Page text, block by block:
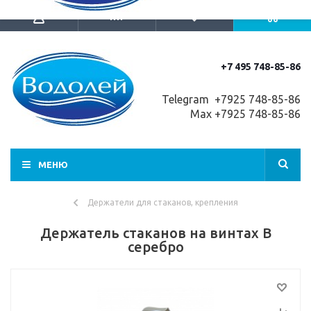
+7 495 748-85-86
Telegram +7925 748-85-86
Max +7925 748-85-86
МЕНЮ
Держатели для стаканов, крепления
Держатель стаканов на винтах B
серебро